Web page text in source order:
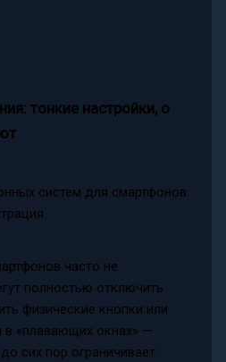
тонкие настройки, о
часто не
полностью отключить
физические кнопки или
в «плавающих окнах» —
сих пор ограничивает.